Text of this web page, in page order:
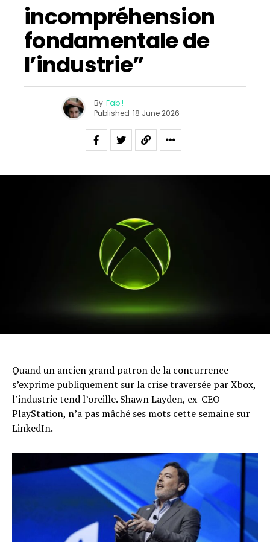
incompréhension
fondamentale de
l’industrie”
By Fab !
Published 18 June 2026
Quand un ancien grand patron de la concurrence
s’exprime publiquement sur la crise traversée par Xbox,
l’industrie tend l’oreille. Shawn Layden, ex-CEO
PlayStation, n’a pas mâché ses mots cette semaine sur
LinkedIn.